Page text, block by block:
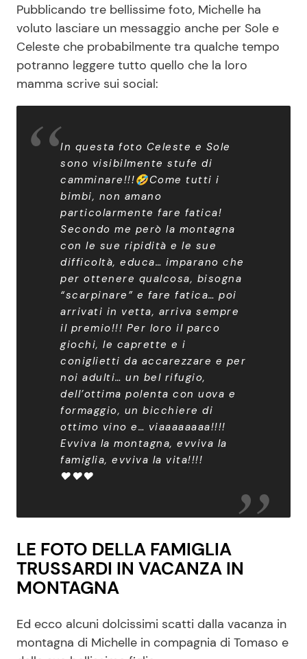
Privacy Policy
Pubblicando tre bellissime foto, Michelle ha
voluto lasciare un messaggio anche per Sole e
Celeste che probabilmente tra qualche tempo
potranno leggere tutto quello che la loro
mamma scrive sui social:
In questa foto Celeste e Sole
sono visibilmente stufe di
camminare!!!🤣Come tutti i
bimbi, non amano
particolarmente fare fatica!
Secondo me però la montagna
con le sue ripidità e le sue
difficoltà, educa… imparano che
per ottenere qualcosa, bisogna
“scarpinare” e fare fatica… poi
arrivati in vetta, arriva sempre
il premio!!! Per loro il parco
giochi, le caprette e i
coniglietti da accarezzare e per
noi adulti… un bel rifugio,
dell’ottima polenta con uova e
formaggio, un bicchiere di
ottimo vino e… viaaaaaaaa!!!!
Evviva la montagna, evviva la
famiglia, evviva la vita!!!!
❤️❤️❤️
LE FOTO DELLA FAMIGLIA
TRUSSARDI IN VACANZA IN
MONTAGNA
Ed ecco alcuni dolcissimi scatti dalla vacanza in
montagna di Michelle in compagnia di Tomaso e